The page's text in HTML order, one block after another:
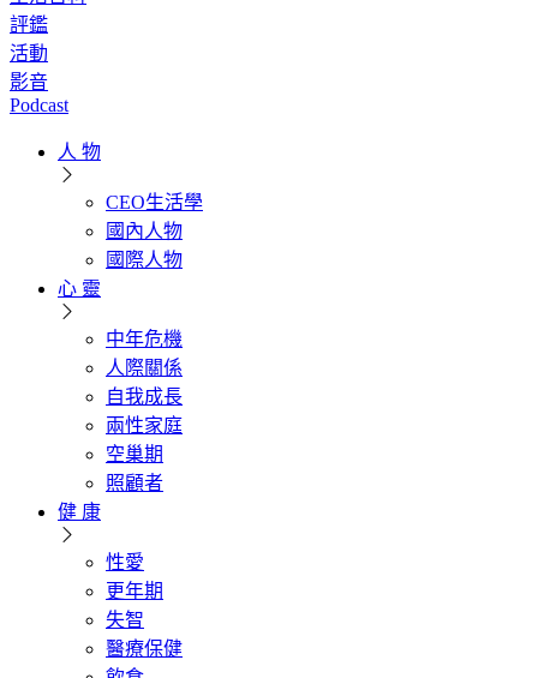
評鑑
活動
影音
Podcast
人 物
CEO生活學
國內人物
國際人物
心 靈
中年危機
人際關係
自我成長
兩性家庭
空巢期
照顧者
健 康
性愛
更年期
失智
醫療保健